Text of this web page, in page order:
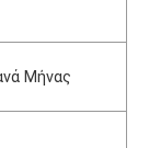
Μήνας